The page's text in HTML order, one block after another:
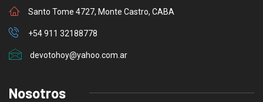
Santo Tome 4727, Monte Castro, CABA
+54 911 32188778
devotohoy@yahoo.com.ar
Nosotros